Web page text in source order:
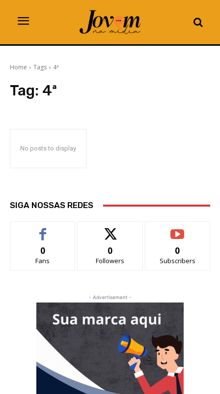
Home Tags 4ª
Tag: 4ª
No posts to display
SIGA NOSSAS REDES
0
Fans
0
Followers
0
Subscribers
- Advertisement -